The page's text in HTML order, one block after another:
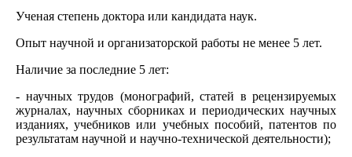
Ученая степень доктора или кандидата наук.
Опыт научной и организаторской работы не менее 5 лет.
Наличие за последние 5 лет:
- научных трудов (монографий, статей в рецензируемых
журналах, научных сборниках и периодических научных
изданиях, учебников или учебных пособий, патентов по
результатам научной и научно-технической деятельности);